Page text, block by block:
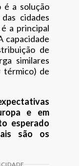
é a solução
cidades
a principal
capacidade
de
similares
térmico) de
e em
esperado
são os